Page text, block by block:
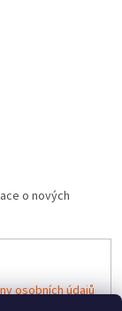
o nových
osobních údajů